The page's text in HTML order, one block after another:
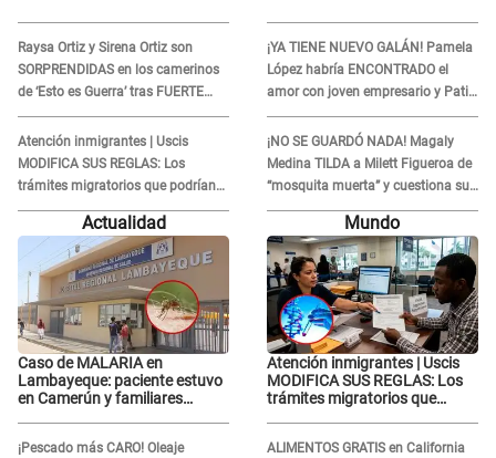
Raysa Ortiz y Sirena Ortiz son
SORPRENDIDAS en los camerinos
de ‘Esto es Guerra’ tras FUERTE
ENFRENTAMIENTO con Gabriel
Moisés: “Gracias”
Atención inmigrantes | Uscis
MODIFICA SUS REGLAS: Los
trámites migratorios que podrían
necesitar tu prueba de ADN
¡YA TIENE NUEVO GALÁN! Pamela
López habría ENCONTRADO el
amor con joven empresario y Pati
Lorena la ECHA en VIVO
¡NO SE GUARDÓ NADA! Magaly
Medina TILDA a Milett Figueroa de
“mosquita muerta” y cuestiona su
RECONCILIACIÓN con Marcelo
Tinelli en TV argentina
Actualidad
Caso de MALARIA en
Lambayeque: paciente estuvo
en Camerún y familiares
¡Pescado más CARO! Oleaje
Mundo
Atención inmigrantes | Uscis
MODIFICA SUS REGLAS: Los
trámites migratorios que
ALIMENTOS GRATIS en California